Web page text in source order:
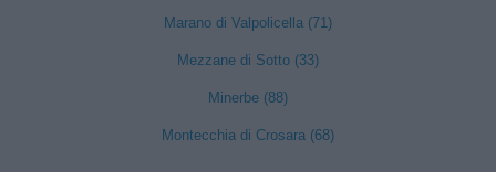
Marano di Valpolicella (71)
Mezzane di Sotto (33)
Minerbe (88)
Montecchia di Crosara (68)